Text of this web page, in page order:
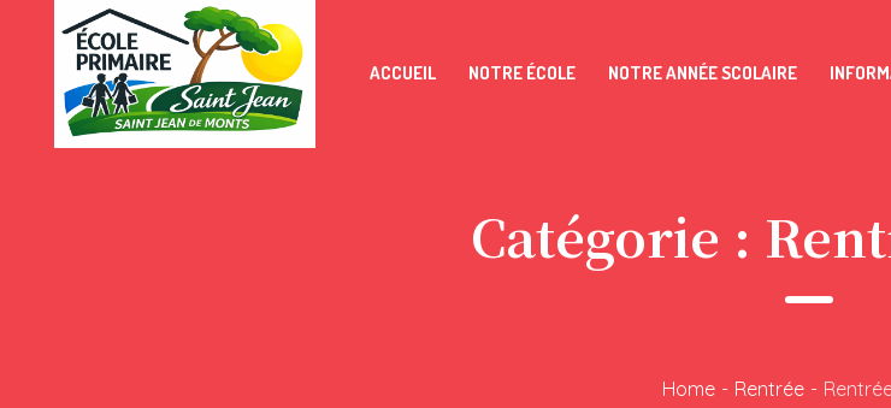
ACCUEIL NOTRE ÉCOLE NOTRE ANNÉE SCOLAIRE
Catégorie :
Home - Rentrée -